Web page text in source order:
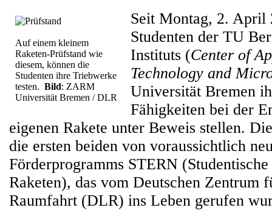
Auf einem kleinem
Raketen-Prüfstand wie
diesem, können die
Studenten ihre Triebwerke
testen. Bild: ZARM
Universität Bremen / DLR
Seit Montag, 2. April
Studenten der TU
Instituts (Center of
Technology and
Universität Bremen
Fähigkeiten bei der
eigenen Rakete unter Beweis stellen.
die ersten beiden von voraussichtlich
Förderprogramms STERN
Raketen), das vom Deutschen Zentrum
Raumfahrt (DLR) ins Leben gerufen